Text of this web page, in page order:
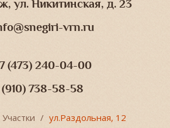
ул. Никитинская, д. 23
vrn.ru
(473) 240-04-00
(910) 738-58-58
Участки ул.Раздольная, 12